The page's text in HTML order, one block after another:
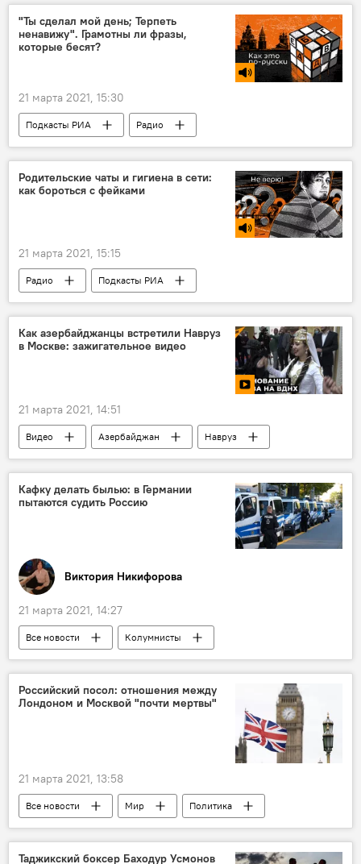
Таджикистан
"Ты сделал мой день; Терпеть
ненавижу". Грамотны ли фразы,
которые бесят?
21 марта 2021, 15:30
Подкасты РИА Радио
Родительские чаты и гигиена в сети:
как бороться с фейками
21 марта 2021, 15:15
Радио Подкасты РИА
Как азербайджанцы встретили Навруз
в Москве: зажигательное видео
21 марта 2021, 14:51
Видео Азербайджан Навруз
Кафку делать былью: в Германии
пытаются судить Россию
Виктория Никифорова
21 марта 2021, 14:27
Все новости
Колумнисты
Германия
суд Россия
Российский посол: отношения между
Лондоном и Москвой "почти мертвы"
21 марта 2021, 13:58
Все новости Мир
Политика
Великобритания
Россия
Таджикский боксер Баходур Усмонов